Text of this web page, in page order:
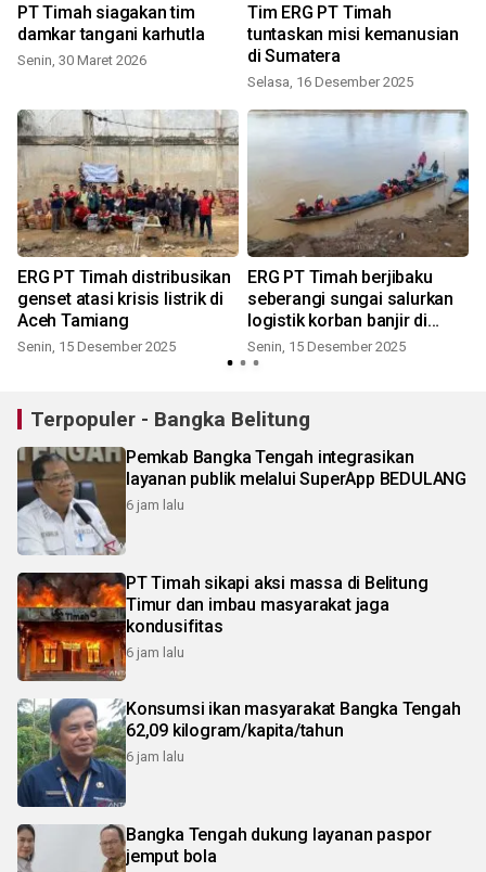
PT Timah siagakan tim
damkar tangani karhutla
Senin, 30 Maret 2026
Tim ERG PT Timah
tuntaskan misi kemanusian
di Sumatera
Selasa, 16 Desember 2025
ERG PT Timah distribusikan
genset atasi krisis listrik di
Aceh Tamiang
Senin, 15 Desember 2025
ERG PT Timah berjibaku
seberangi sungai salurkan
logistik korban banjir di
Kampung Sekumur Aceh
Tamiang
Senin, 15 Desember 2025
Terpopuler - Bangka Belitung
Pemkab Bangka Tengah integrasikan
layanan publik melalui SuperApp BEDULANG
6 jam lalu
PT Timah sikapi aksi massa di Belitung
Timur dan imbau masyarakat jaga
kondusifitas
6 jam lalu
Konsumsi ikan masyarakat Bangka Tengah
62,09 kilogram/kapita/tahun
6 jam lalu
Bangka Tengah dukung layanan paspor
jemput bola